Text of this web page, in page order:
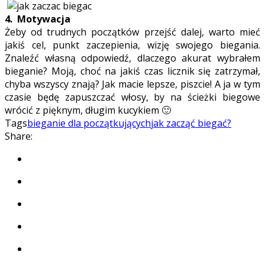
4. Motywacja
Żeby od trudnych początków przejść dalej, warto mieć
jakiś cel, punkt zaczepienia, wizję swojego biegania.
Znaleźć własną odpowiedź, dlaczego akurat wybrałem
bieganie? Moją, choć na jakiś czas licznik się zatrzymał,
chyba wszyscy znają? Jak macie lepsze, piszcie! A ja w tym
czasie będę zapuszczać włosy, by na ścieżki biegowe
wrócić z pięknym, długim kucykiem 🙂
Tagsbieganie dla początkującychjak zacząć biegać?
Share: